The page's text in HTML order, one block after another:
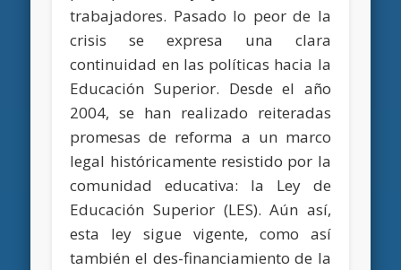
trabajadores. Pasado lo peor de la
crisis se expresa una clara
continuidad en las políticas hacia la
Educación Superior. Desde el año
2004, se han realizado reiteradas
promesas de reforma a un marco
legal históricamente resistido por la
comunidad educativa: la Ley de
Educación Superior (LES). Aún así,
esta ley sigue vigente, como así
también el des-financiamiento de la